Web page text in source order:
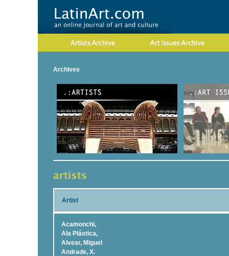
Archives
Artist
Acamonchi,
Ala Plástica,
Alvear, Miguel
Andrade, X.